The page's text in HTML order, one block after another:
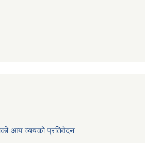
आय व्ययको प्रतिवेदन